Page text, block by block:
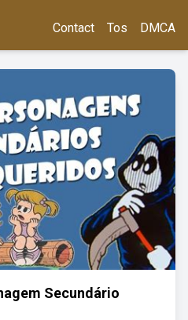
Contact Tos DMCA
Secundário